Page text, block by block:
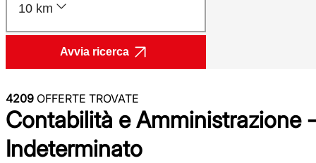
10 km
Avvia ricerca
4209 OFFERTE TROVATE
Contabilità e Amministrazione -
Indeterminato